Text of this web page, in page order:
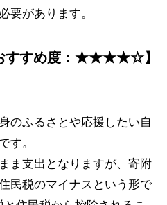
要があります。
すすめ度：★★★★☆】
のふるさとや応援したい自
す。
ま支出となりますが、寄附
民税のマイナスという形で